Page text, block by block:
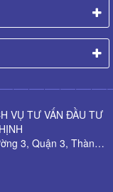
VỤ TƯ VẤN ĐẦU TƯ
212/94 Đ. Nguyễn Thiện Thuật, Phường 3, Quận 3, Thành phố Hồ Chí Minh